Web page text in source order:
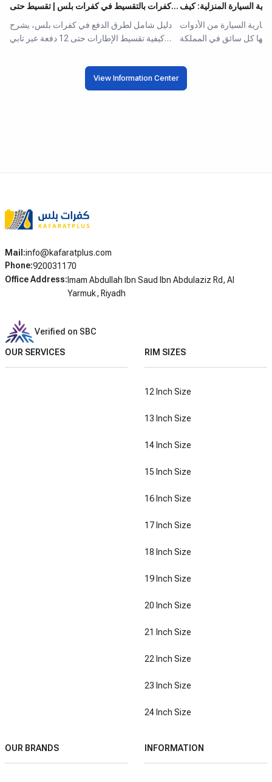
كفرات بالتقسيط في كفرات بلس | تقسيط حتى
دليل شامل لطرق الدفع في كفرات بلس، يشرح
كيفية تقسيط الإطارات حتى 12 دفعة عبر تابي
خيارات التقسيط المختلفة، ويوضح الشروط
والخطوات العملية لكل من يبحث عن كفرات
بالتقسيط في الرياض وجدة وبقية مدن المملكة.
السيارة المنزلية: كيف
السيارة من الأدوات
كل سائق في المملكة
أداء البطاريات وعمرها
البطارية، أو ترغب
View Information Center
Mail :info@kafaratplus.com
Phone:920031170
Office Address: Imam Abdullah Ibn Saud Ibn Abdulaziz Rd, Al
Yarmuk, Riyadh
Verified on SBC
OUR SERVICES RIM SIZES
12 Inch Size
13 Inch Size
14 Inch Size
15 Inch Size
16 Inch Size
17 Inch Size
18 Inch Size
19 Inch Size
20 Inch Size
21 Inch Size
22 Inch Size
23 Inch Size
24 Inch Size
OUR BRANDS INFORMATION